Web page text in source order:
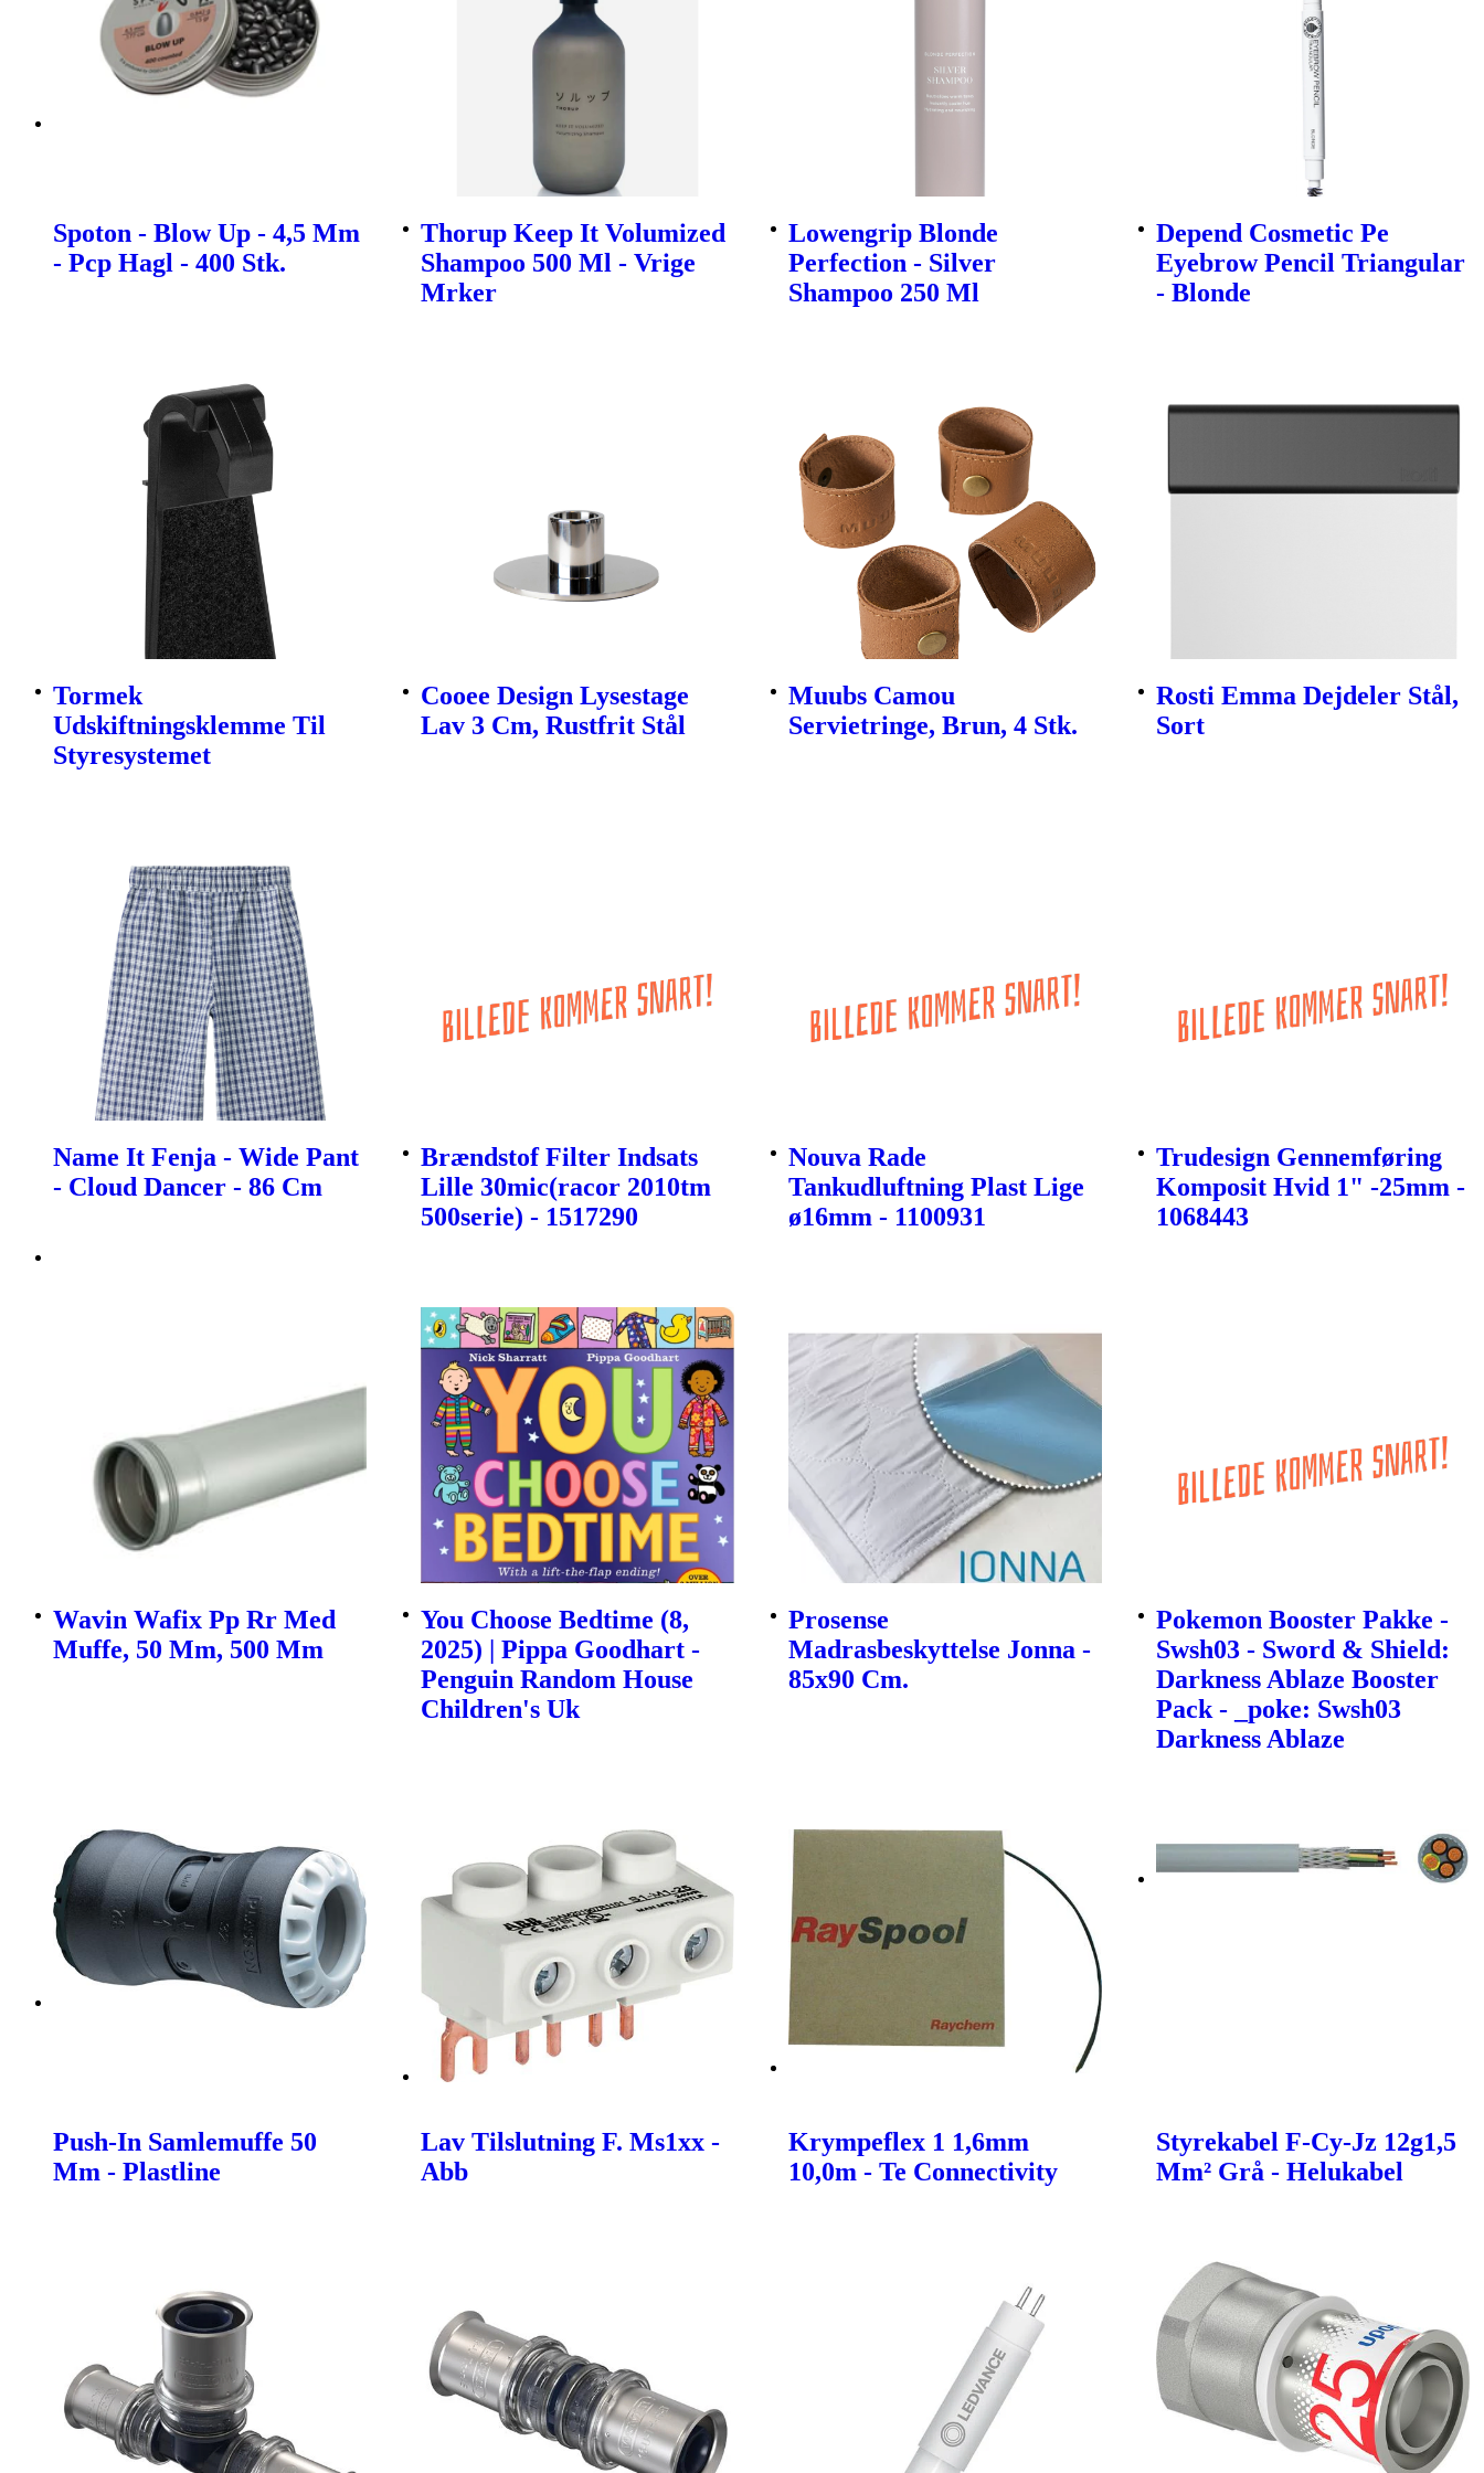
Spoton - Blow Up - 4,5 Mm
- Pcp Hagl - 400 Stk.
Thorup Keep It Volumized
Shampoo 500 Ml - Vrige
Mrker
Lowengrip Blonde
Perfection - Silver
Shampoo 250 Ml
Depend Cosmetic Pe
Eyebrow Pencil Triangular
- Blonde
Tormek
Udskiftningsklemme Til
Styresystemet
Cooee Design Lysestage
Lav 3 Cm, Rustfrit Stål
Muubs Camou
Servietringe, Brun, 4 Stk.
Rosti Emma Dejdeler Stål,
Sort
Name It Fenja - Wide Pant
- Cloud Dancer - 86 Cm
Brændstof Filter Indsats
Lille 30mic(racor 2010tm
500serie) - 1517290
Nouva Rade
Tankudluftning Plast Lige
ø16mm - 1100931
Trudesign Gennemføring
Komposit Hvid 1" -25mm -
1068443
Wavin Wafix Pp Rr Med
Muffe, 50 Mm, 500 Mm
You Choose Bedtime (8,
2025) | Pippa Goodhart -
Penguin Random House
Children's Uk
Prosense
Madrasbeskyttelse Jonna -
85x90 Cm.
Pokemon Booster Pakke -
Swsh03 - Sword & Shield:
Darkness Ablaze Booster
Pack - _poke: Swsh03
Darkness Ablaze
Push-In Samlemuffe 50
Mm - Plastline
Lav Tilslutning F. Ms1xx -
Abb
Krympeflex 1 1,6mm
10,0m - Te Connectivity
Styrekabel F-Cy-Jz 12g1,5
Mm² Grå - Helukabel